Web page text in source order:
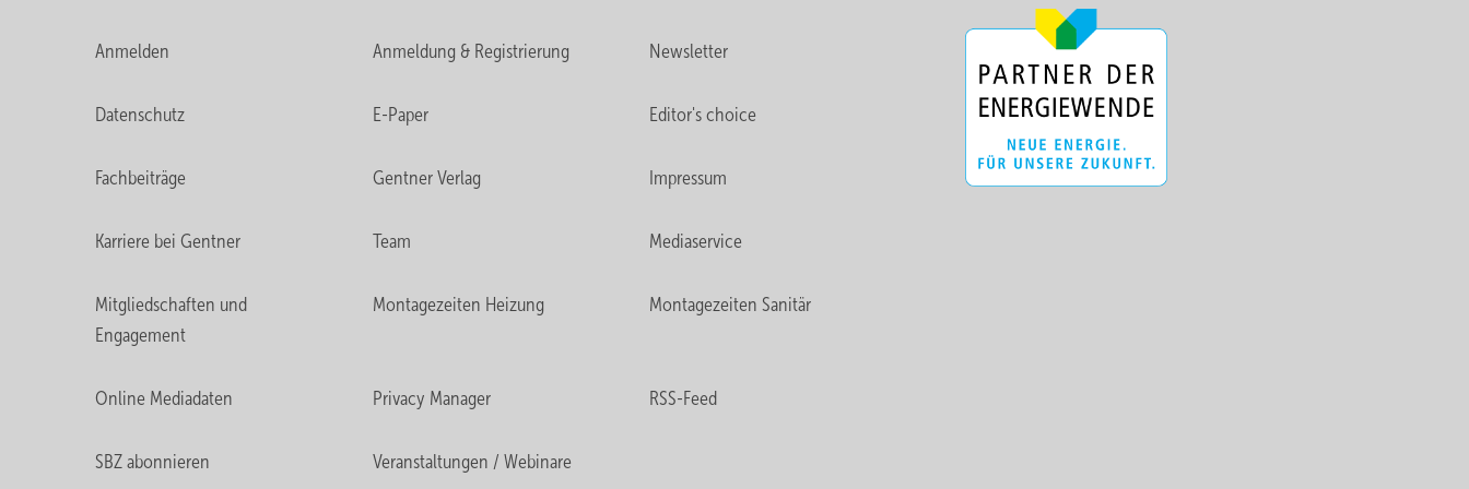
Anmelden Anmeldung & Registrierung Newsletter
Datenschutz E-Paper Editor's choice
Fachbeiträge Gentner Verlag Impressum
Karriere bei Gentner Team Mediaservice
Mitgliedschaften und
Engagement
Montagezeiten Heizung Montagezeiten Sanitär
Online Mediadaten Privacy Manager RSS-Feed
SBZ abonnieren Veranstaltungen / Webinare